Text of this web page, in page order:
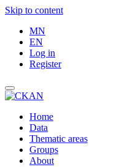
Skip to content
MN
EN
Log in
Register
Home
Data
Thematic areas
Groups
About